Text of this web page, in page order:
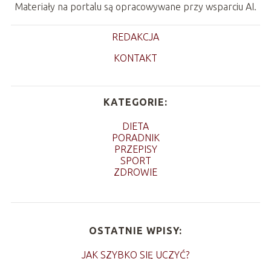
Materiały na portalu są opracowywane przy wsparciu AI.
REDAKCJA
KONTAKT
KATEGORIE:
DIETA
PORADNIK
PRZEPISY
SPORT
ZDROWIE
OSTATNIE WPISY:
JAK SZYBKO SIĘ UCZYĆ?